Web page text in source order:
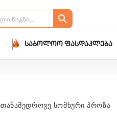
საბოლოო ფასდაკლება
თანამედროვე სომხური პროზა